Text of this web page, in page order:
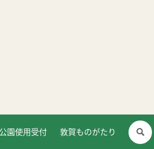
公園使用受付 敦賀ものがたり